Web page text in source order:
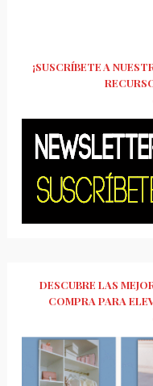
¡SUSCRÍBETE A
DESCUBRE LAS
COMPRA PARA